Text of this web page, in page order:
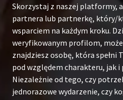
Skorzystaj z naszej platformy,
partnera lub partnerkę, który/
wsparciem na każdym kroku.
weryfikowanym profilom,
znajdziesz osobę, która spełni
pod względem charakteru, jak
Niezależnie od tego, czy
jednorazowe wydarzenie, czy